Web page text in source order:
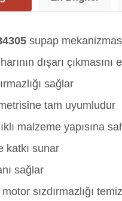
supap
dışarı çıkmasını
sağlar
tam uyumludur
malzeme yapısına
katkı sunar
sağlar
motor sızdırmazlığı